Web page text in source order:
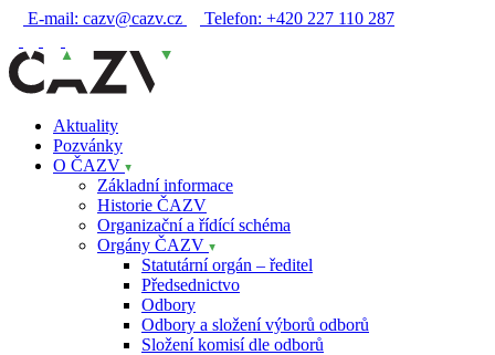
E-mail: cazv@cazv.cz Telefon: +420 227 110 287
Aktuality
Pozvánky
O ČAZV
Základní informace
Historie ČAZV
Organizační a řídící schéma
Orgány ČAZV
Statutární orgán – ředitel
Předsednictvo
Odbory
Odbory a složení výborů odborů
Složení komisí dle odborů